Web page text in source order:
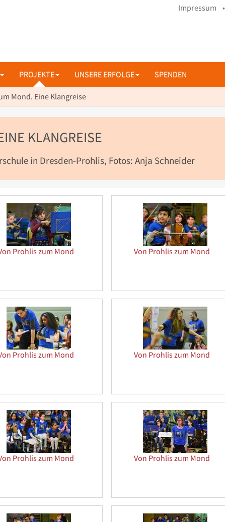
Impressum •
PROJEKTE UNSERE ERFOLGE SPENDEN
Mond. Eine Klangreise
KLANGREISE
in Dresden-Prohlis, Fotos: Anja Schneider
Prohlis zum Mond Von Prohlis zum Mond
Prohlis zum Mond Von Prohlis zum Mond
Prohlis zum Mond Von Prohlis zum Mond